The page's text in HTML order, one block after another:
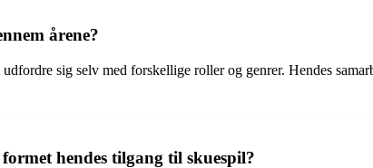
årene?
sig selv med forskellige roller og genrer. Hendes
hendes tilgang til skuespil?